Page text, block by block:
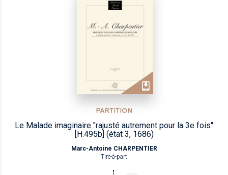
PARTITION
Le Malade imaginaire "rajusté autrement pour la 3e fois"
[H.495b] (état 3, 1686)
Marc-Antoine CHARPENTIER
Tiré-à-part